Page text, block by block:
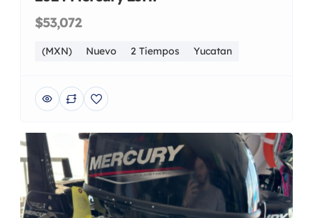
$53,072
(MXN) Nuevo 2 Tiempos Yucatan